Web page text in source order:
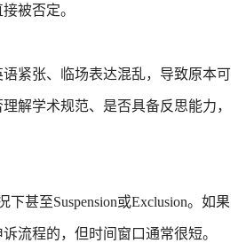
被否定。
紧张、临场表达混乱，导致原本可
解学术规范、是否具备反思能力，
甚至Suspension或Exclusion。如果
流程的，但时间窗口通常很短。